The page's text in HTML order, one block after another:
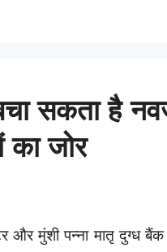
सकता है
का जोर
और मुंशी पन्ना मातृ दुग्ध बैंक